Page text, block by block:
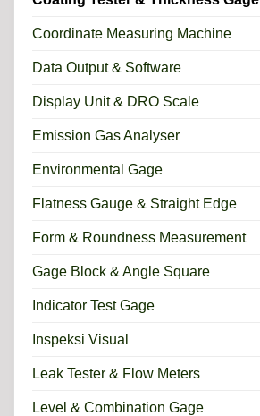
Coordinate Measuring Machine
Data Output & Software
Display Unit & DRO Scale
Emission Gas Analyser
Environmental Gage
Flatness Gauge & Straight Edge
Form & Roundness Measurement
Gage Block & Angle Square
Indicator Test Gage
Inspeksi Visual
Leak Tester & Flow Meters
Level & Combination Gage